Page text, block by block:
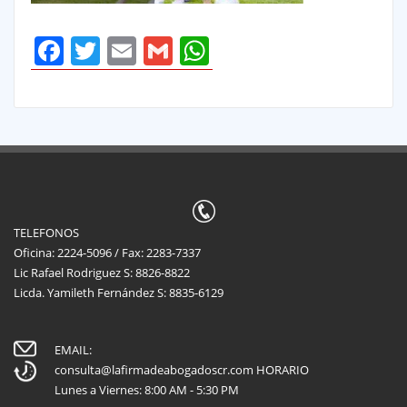
Facebook
Twitter
Email
GmailWhatsApp
TELEFONOS
Oficina: 2224-5096 / Fax: 2283-7337
Lic Rafael Rodriguez S: 8826-8822
Licda. Yamileth Fernández S: 8835-6129
EMAIL:
consulta@lafirmadeabogadoscr.com HORARIO
Lunes a Viernes: 8:00 AM - 5:30 PM